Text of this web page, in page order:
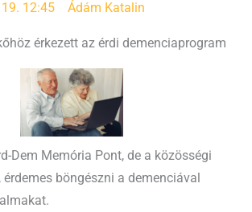
12:45 Ádám Katalin
érkezett az érdi demenciaprogram
Dem Memória Pont, de a közösségi
böngészni a demenciával